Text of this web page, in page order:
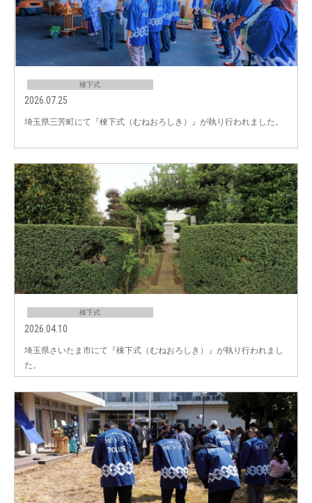
棟下式
2026.07.25
埼玉県三芳町にて『棟下式（むねおろしき）』が執り行われました。
棟下式
2026.04.10
埼玉県さいたま市にて『棟下式（むねおろしき）』が執り行われまし
た。